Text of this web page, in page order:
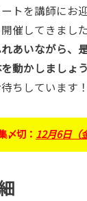
トを講師にお
催してきました
あいながら、
動かしましょ
ちしています！
〆切： 12月6日（